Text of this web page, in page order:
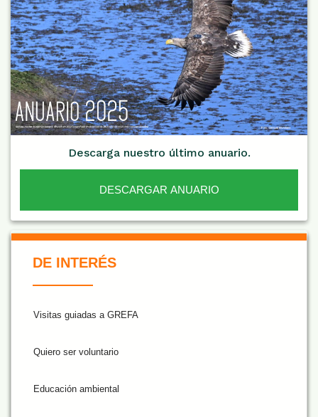
Descarga nuestro último anuario.
DESCARGAR ANUARIO
De Interés NARANJA
DE INTERÉS
Visitas guiadas a GREFA
Quiero ser voluntario
Educación ambiental